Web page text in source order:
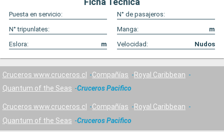
Puesta en servicio:
N° de pasajeros:
N° tripunlates:
Manga:
m
Eslora:
m Velocidad: Nudos
Cruceros www.cruceros.cl Compañías
Royal Caribbean
Quantum of the Seas
Cruceros Pacifico
Cruceros www.cruceros.cl Compañías
Royal Caribbean
Quantum of the Seas
Cruceros Pacifico